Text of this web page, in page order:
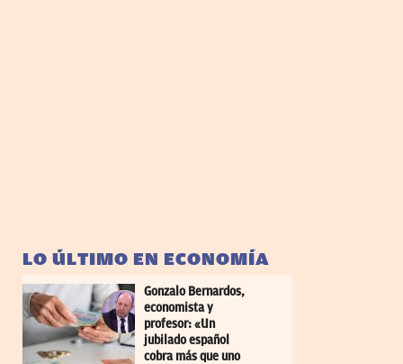
LO ÚLTIMO EN ECONOMÍA
Gonzalo Bernardos,
economista y
profesor: «Un
jubilado español
cobra más que uno